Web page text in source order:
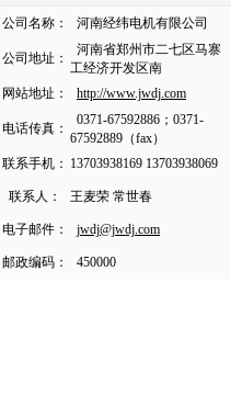
公司名称： 河南经纬电机有限公司
公司地址：
河南省郑州市二七区马寨
工经济开发区南
网站地址：
http://www.jwdj.com
电话传真：
0371-67592886；0371-
67592889（fax）
联系手机： 13703938169 13703938069
联系人： 王麦荣 常世春
电子邮件： jwdj@jwdj.com
邮政编码： 450000